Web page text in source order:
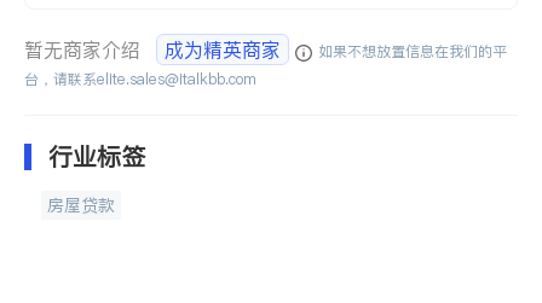
暂无商家介绍 成为精英商家
如果不想放置信息在我们的平
台，请联系elite.sales@italkbb.com
行业标签
房屋贷款